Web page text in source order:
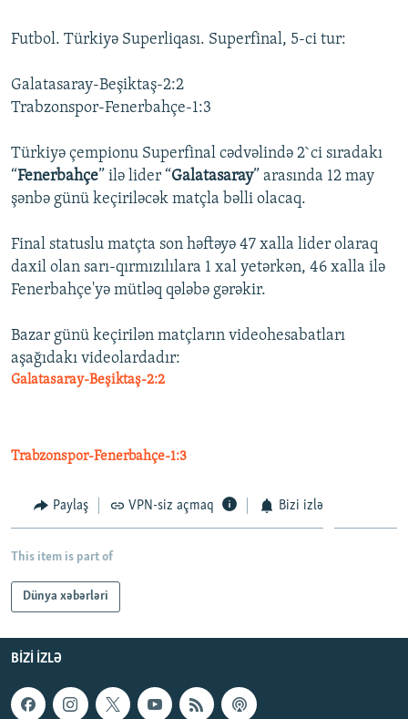
BIZIMLƏ ƏLAQƏ
XƏBƏR BÜLLETENLƏRIMIZ
Futbol. Türkiyə Superliqası. Superfinal, 5-ci tur:
Galatasaray-Beşiktaş-2:2
Trabzonspor-Fenerbahçe-1:3
Türkiyə çempionu Superfinal cədvəlində 2`ci sıradakı
“Fenerbahçe” ilə lider “Galatasaray” arasında 12 may
şənbə günü keçiriləcək matçla bəlli olacaq.
Final statuslu matçta son həftəyə 47 xalla lider olaraq
daxil olan sarı-qırmızılılara 1 xal yetərkən, 46 xalla ilə
Fenerbahçe'yə mütləq qələbə gərəkir.
Bazar günü keçirilən matçların videohesabatları
aşağıdakı videolardadır:
Galatasaray-Beşiktaş-2:2
Trabzonspor-Fenerbahçe-1:3
Paylaş VPN-siz açmaq Bizi izlə
This item is part of
Dünya xəbərləri
BIZI IZLƏ